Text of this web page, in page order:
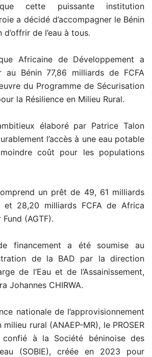
cette puissante institution
a décidé d’accompagner le Bénin
de l’eau à tous.
Africaine de Développement a
au Bénin 77,86 milliards de FCFA
du Programme de Sécurisation
la Résilience en Milieu Rural.
élaboré par Patrice Talon
l’accès à une eau potable
coût pour les populations
un prêt de 49, 61 milliards
et 28,20 milliards FCFA de Africa
(AGTF).
financement a été soumise au
de la BAD par la direction
de l’Eau et de l’Assainissement,
Johannes CHIRWA.
nationale de l’approvisionnement
rural (ANAEP-MR), le PROSER
confié à la Société béninoise des
(SOBIE), créée en 2023 pour